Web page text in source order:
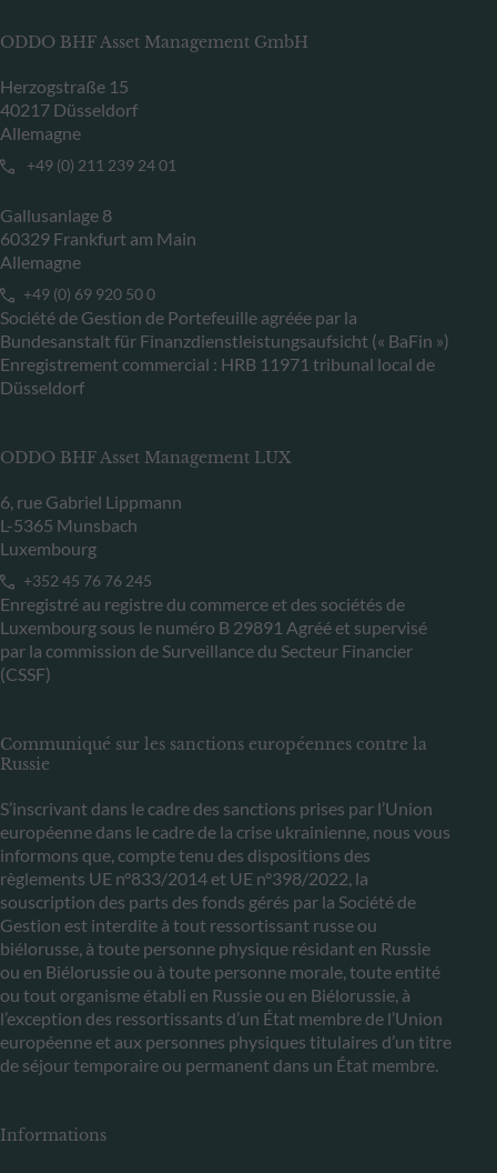
ODDO BHF Asset Management GmbH
Herzogstraße 15
40217 Düsseldorf
Allemagne
+49 (0) 211 239 24 01
Gallusanlage 8
60329 Frankfurt am Main
Allemagne
+49 (0) 69 920 50 0
Société de Gestion de Portefeuille agréée par la
Bundesanstalt für Finanzdienstleistungsaufsicht (« BaFin »)
Enregistrement commercial : HRB 11971 tribunal local de
Düsseldorf
ODDO BHF Asset Management LUX
6, rue Gabriel Lippmann
L-5365 Munsbach
Luxembourg
+352 45 76 76 245
Enregistré au registre du commerce et des sociétés de
Luxembourg sous le numéro B 29891 Agréé et supervisé
par la commission de Surveillance du Secteur Financier
(CSSF)
Communiqué sur les sanctions européennes contre la
Russie
S’inscrivant dans le cadre des sanctions prises par l’Union
européenne dans le cadre de la crise ukrainienne, nous vous
informons que, compte tenu des dispositions des
règlements UE n°833/2014 et UE n°398/2022, la
souscription des parts des fonds gérés par la Société de
Gestion est interdite à tout ressortissant russe ou
biélorusse, à toute personne physique résidant en Russie
ou en Biélorussie ou à toute personne morale, toute entité
ou tout organisme établi en Russie ou en Biélorussie, à
l’exception des ressortissants d’un État membre de l’Union
européenne et aux personnes physiques titulaires d’un titre
de séjour temporaire ou permanent dans un État membre.
Informations